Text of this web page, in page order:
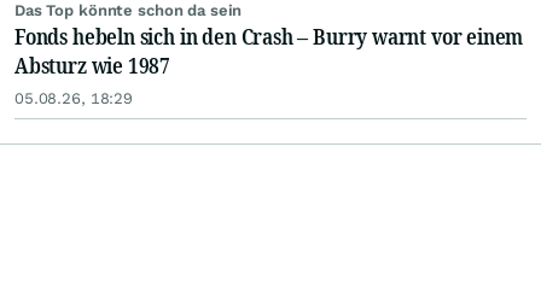
Das Top könnte schon da sein
Fonds hebeln sich in den Crash – Burry warnt vor einem
Absturz wie 1987
05.08.26, 18:29